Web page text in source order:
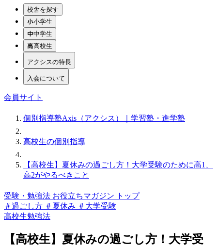
校舎を探す
小学生
中学生
高校生
アクシスの特長
入会について
会員サイト
個別指導塾Axis（アクシス）｜学習塾・進学塾
高校生の個別指導
【高校生】夏休みの過ごし方！大学受験のために高1、
高2がやるべきこと
受験・勉強法 お役立ちマガジン トップ
＃過ごし方 ＃夏休み ＃大学受験
高校生勉強法
【高校生】夏休みの過ごし方！大学受